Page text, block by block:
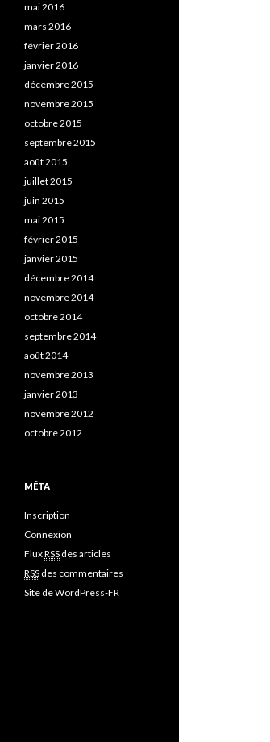
mai 2016
mars 2016
février 2016
janvier 2016
décembre 2015
novembre 2015
octobre 2015
septembre 2015
août 2015
juillet 2015
juin 2015
mai 2015
février 2015
janvier 2015
décembre 2014
novembre 2014
octobre 2014
septembre 2014
août 2014
novembre 2013
janvier 2013
novembre 2012
octobre 2012
MÉTA
Inscription
Connexion
FluxRSS des articles
RSS des commentaires
Site de WordPress-FR